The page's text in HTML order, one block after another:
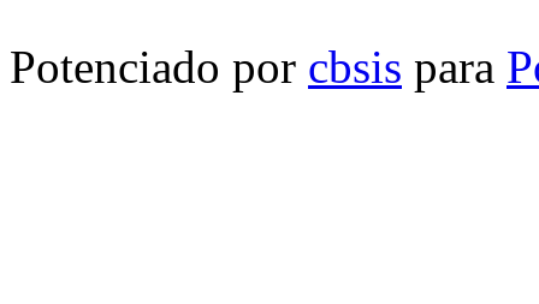
Potenciado por cbsis para